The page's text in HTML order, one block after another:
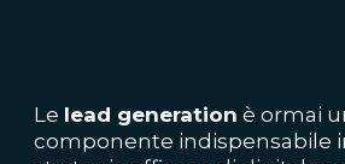
Le lead generation è ormai
componente indispensabile